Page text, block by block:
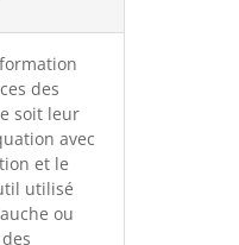
des
soit leur
avec
et le
utilisé
ou